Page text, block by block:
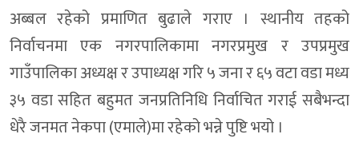
अब्बल रहेको प्रमाणित बुढाले गराए । स्थानीय तहको
निर्वाचनमा एक नगरपालिकामा नगरप्रमुख र उपप्रमुख
गाउँपालिका अध्यक्ष र उपाध्यक्ष गरि ५ जना र ६५ वटा वडा मध्य
३५ वडा सहित बहुमत जनप्रतिनिधि निर्वाचित गराई सबैभन्दा
धेरै जनमत नेकपा (एमाले)मा रहेको भन्ने पुष्टि भयो ।